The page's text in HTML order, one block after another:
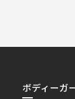
ボディーガ